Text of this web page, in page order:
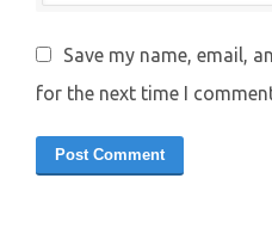
Save my name, email,
for the next time I